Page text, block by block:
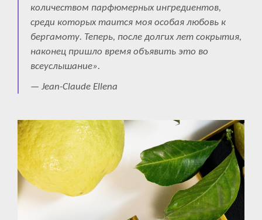
количеством парфюмерных ингредиентов,
среди которых таится моя особая любовь к
бергамоту. Теперь, после долгих лет сокрытия,
наконец пришло время объявить это во
всеуслышание».
— Jean-Claude Ellena